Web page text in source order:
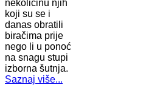
nekolicinu njih
koji su se i
danas obratili
biračima prije
nego li u ponoć
na snagu stupi
izborna šutnja.
Saznaj više...